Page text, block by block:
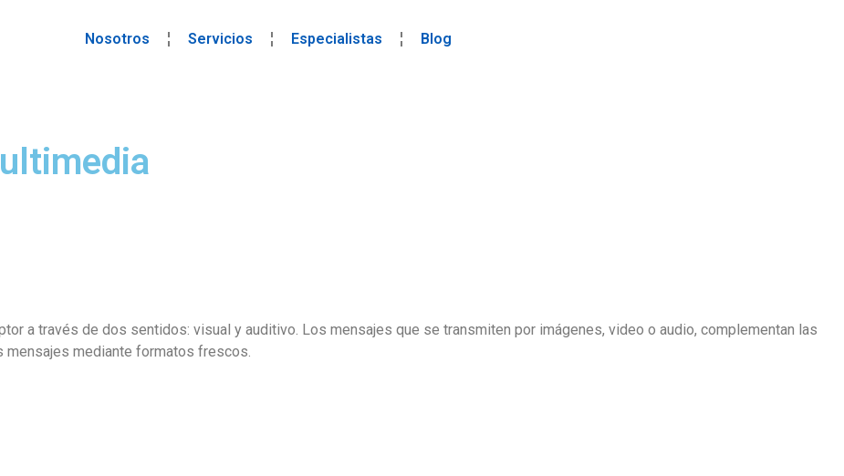
Nosotros Servicios Especialistas Blog
a través de dos sentidos: visual y auditivo. Los mensajes que se transmiten por imágenes, video o audio, complementan las
mensajes mediante formatos frescos.